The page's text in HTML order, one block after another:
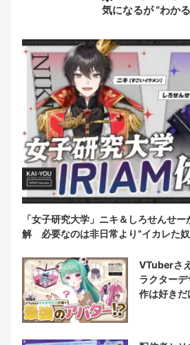
気になるが “わか
「女子研究大学」ニキ＆しろせんせ
解 必要なのは非日常より“イカレた奴
VTuberさ
ラクター
作は好きだ